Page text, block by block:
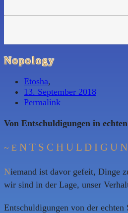
Nopology
Etosha,
13. September 2018
Permalink
Von Entschuldigungen in
~ E N T S C H U L D I G U
Niemand ist davor gefeit, Dinge
wir sind in der Lage, unser
Entschuldigungen von der